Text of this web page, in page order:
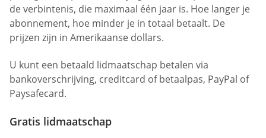
de verbintenis, die maximaal één jaar is. Hoe langer je
abonnement, hoe minder je in totaal betaalt. De
prijzen zijn in Amerikaanse dollars.
U kunt een betaald lidmaatschap betalen via
bankoverschrijving, creditcard of betaalpas, PayPal of
Paysafecard.
Gratis lidmaatschap